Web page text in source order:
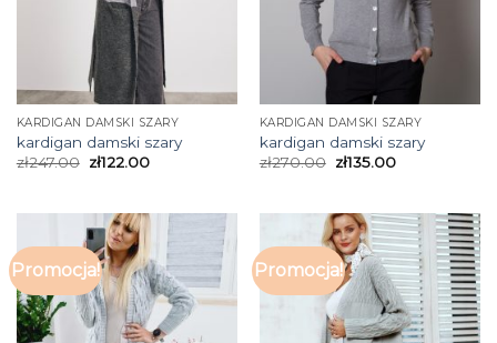
KARDIGAN DAMSKI SZARY
kardigan damski szary
zł247.00 zł122.00
KARDIGAN DAMSKI SZARY
kardigan damski szary
zł270.00 zł135.00
Promocja! Promocja!